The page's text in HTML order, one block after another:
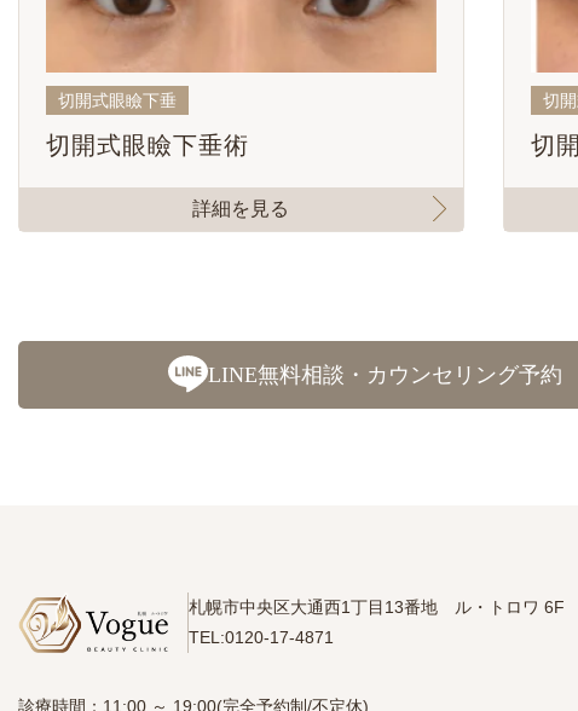
切開式眼瞼下垂
切開式眼瞼下垂術
詳細を見る
切
切
LINE無料相談・カウンセリング予約
札幌市中央区大通西1丁目13番地
ル・トロワ 6F
TEL:0120-17-4871
診療時間：11:00 ～ 19:00(完全予約制/不定休)